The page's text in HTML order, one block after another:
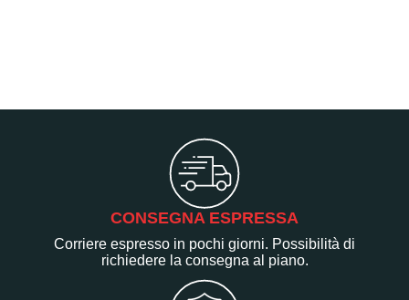
CONSEGNA ESPRESSA
Corriere espresso in pochi giorni. Possibilità di
richiedere la consegna al piano.